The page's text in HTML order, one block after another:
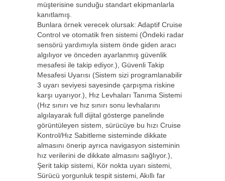
müşterisine sunduğu standart ekipmanlarla
kanıtlamış.
Bunlara örnek verecek olursak: Adaptif Cruise
Control ve otomatik fren sistemi (Öndeki radar
sensörü yardımıyla sistem önde giden aracı
algılıyor ve önceden ayarlanmış güvenlik
mesafesi ile takip ediyor.), Güvenli Takip
Mesafesi Uyarısı (Sistem sizi programlanabilir
3 uyarı seviyesi sayesinde çarpışma riskine
karşı uyarıyor.), Hız Levhaları Tanıma Sistemi
(Hız sınırı ve hız sınırı sonu levhalarını
algılayarak full dijital gösterge panelinde
görüntüleyen sistem, sürücüye bu hızı Cruise
Kontrol/Hız Sabitleme sisteminde dikkate
almasını önerip ayrıca navigasyon sisteminin
hız verilerini de dikkate almasını sağlıyor.),
Şerit takip sistemi, Kör nokta uyarı sistemi,
Sürücü yorgunluk tespit sistemi, Akıllı far